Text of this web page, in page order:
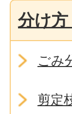
分け
ごみ
剪定